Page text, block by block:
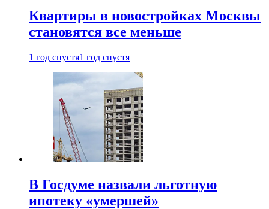
Квартиры в новостройках Москвы
становятся все меньше
1 год спустя1 год спустя
В Госдуме назвали льготную
ипотеку «умершей»